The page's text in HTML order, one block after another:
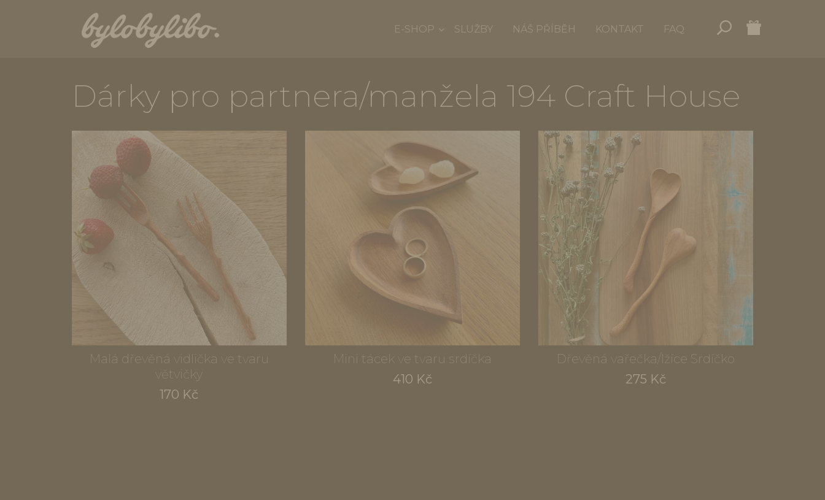
Dárky pro partnera/manžela 194 Craft House
Malá dřevěná vidlička ve tvaru
větvičky
170 Kč
Mini tácek ve tvaru srdíčka
410 Kč
Dřevěná vařečka/lžíce Srdíčko
275 Kč
E-SHOP SLUŽBY NÁŠ PŘÍBĚH KONTAKT FAQ